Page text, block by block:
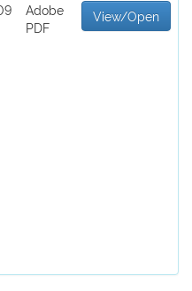
Adobe
PDF
View/Open